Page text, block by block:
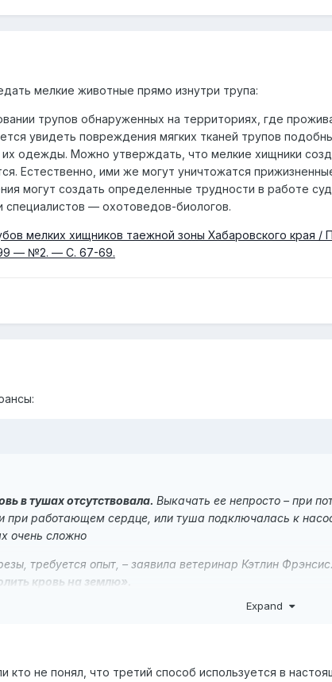
мелкие животные прямо изнутри трупа:
трупов обнаруженных на территориях, где
увидеть повреждения мягких тканей трупов
их одежды. Можно утверждать, что мелкие хищники
Естественно, ими же могут уничтожатся
могут создать определенные трудности в работе
специалистов — охотоведов-биологов.
мелких хищников таежной зоны Хабаровского края
— №2. — С. 67-69.
в тушах отсутствовала. Выкачать ее непросто – при
при работающем сердце, или туша подключалась к
очень сложно
требуется опыт, – заявила ветеринар Кэтлин Фрэнсис.
кровь на землю».
что причиной смерти коровы были хищники,
условиях наша наука не может.
Expand
кто не понял, что третий способ используется в